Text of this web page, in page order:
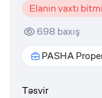
Elanın vaxtı
698 baxış
PASHA
Təsvir